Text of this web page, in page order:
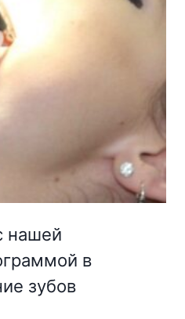
нашей
в
зубов